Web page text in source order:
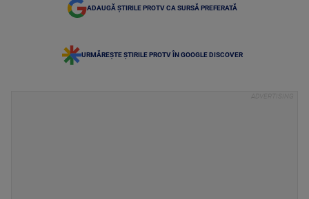
ADAUGĂ ȘTIRILE PROTV CA SURSĂ PREFERATĂ
URMĂREȘTE ȘTIRILE PROTV ÎN GOOGLE DISCOVER